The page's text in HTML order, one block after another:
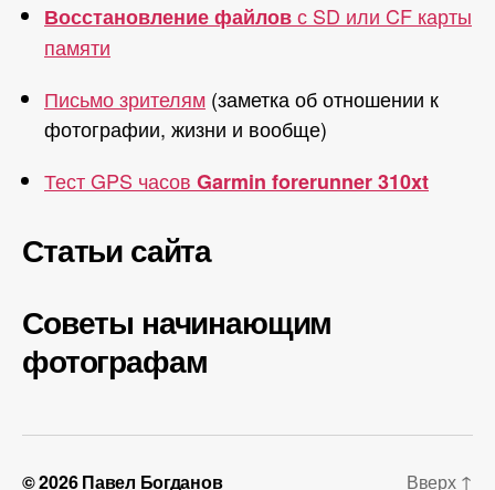
Восстановление файловс SD или CF карты
памяти
Письмо зрителям (заметка об отношении к
фотографии, жизни и вообще)
Тест GPS часов Garmin forerunner 310xt
Статьи сайта
Советы начинающим
фотографам
© 2026Павел Богданов Вверх ↑